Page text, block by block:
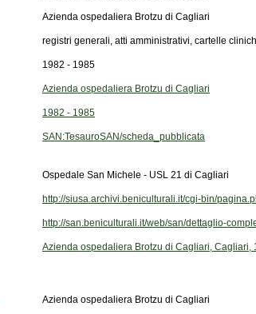
Azienda ospedaliera Brotzu di Cagliari
registri generali, atti amministrativi, cartelle
1982 - 1985
Azienda ospedaliera Brotzu di Cagliari
1982 - 1985
SAN:TesauroSAN/scheda_pubblicata
Ospedale San Michele - USL 21 di Cagliari
http://siusa.archivi.beniculturali.it/cgi-bin/
http://san.beniculturali.it/web/san/dettaglio-
Azienda ospedaliera Brotzu di Cagliari, Cagliari,
Azienda ospedaliera Brotzu di Cagliari